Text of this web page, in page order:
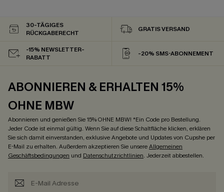
30-TÄGIGES
RÜCKGABERECHT
GRATIS VERSAND
-15% NEWSLETTER-
RABATT
-20% SMS-ABONNEMENT
ABONNIEREN & ERHALTEN 15%
OHNE MBW
Abonnieren und genießen Sie 15% OHNE MBW! *Ein Code pro Bestellung.
Jeder Code ist einmal gültig. Wenn Sie auf diese Schaltfläche klicken, erklären
Sie sich damit einverstanden, exklusive Angebote und Updates von Cupshe per
E-Mail zu erhalten. Außerdem akzeptieren Sie unsereAllgemeinen
Geschäftsbedingungen und Datenschutzrichtlinien. Jederzeit abbestellen.